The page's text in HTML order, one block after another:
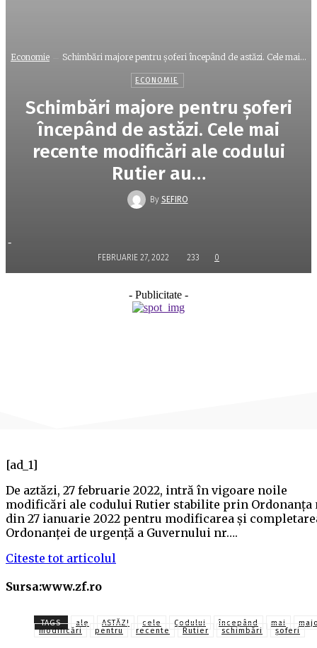
Economie Schimbări majore pentru şoferi începând de astăzi. Cele mai...
ECONOMIE
Schimbări majore pentru şoferi
începând de astăzi. Cele mai
recente modificări ale codului
Rutier au…
By SEFIRO
-
FEBRUARIE 27, 2022 233 0
- Publicitate -
[ad_1]
De aztăzi, 27 februarie 2022, intră în vigoare noile
modificări ale codului Rutier stabilite prin Ordonanţa
din 27 ianuarie 2022 pentru modificarea şi
Ordonanţei de urgenţă a Guvernului nr….
Citeste tot articolul
Sursa:www.zf.ro
TAGS ale ASTĂZI cele Codului începând mai
modificări
pentru recente Rutier schimbări şoferi